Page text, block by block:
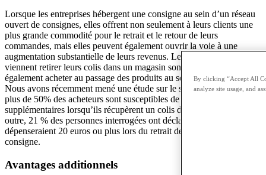
Lorsque les entreprises hébergent une consigne au sein d’un réseau
ouvert de consignes, elles offrent non seulement à leurs clients une
plus grande commodité pour le retrait et le retour de leurs
commandes, mais elles peuvent également ouvrir la voie à une
augmentation substantielle de leurs revenus. Les consommateurs qui
viennent retirer leurs colis dans un magasin sont nombreux à
également acheter au passage des produits au sein de cette enseigne.
Nous avons récemment mené une étude sur le sujet qui montre que
plus de 50% des acheteurs sont susceptibles de faire des achats
supplémentaires lorsqu’ils récupèrent un colis dans une enseigne. En
outre, 21 % des personnes interrogées ont déclaré qu’elles
dépenseraient 20 euros ou plus lors du retrait de leur colis en
consigne.
Avantages additionnels
By clicking “Accept All
analyze site usage, and